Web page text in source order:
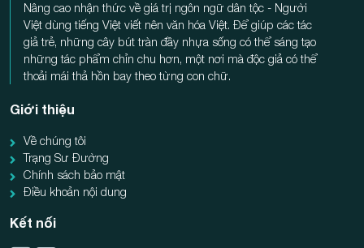
Năm Đợi Mười Chờ 17/07/2026
Câu Dầm 18/07/2026
Nâng cao nhận thức về giá trị ngôn ngữ dân tộc - Người
Việt dùng tiếng Việt viết nên văn hóa Việt. Để giúp các tác
giả trẻ, những cây bút tràn đầy nhựa sống có thể sáng tạo
những tác phẩm chỉn chu hơn, một nơi mà độc giả có thể
thoải mái thả hồn bay theo từng con chữ.
Giới thiệu
Về chúng tôi
Trạng Sư Đường
Chính sách bảo mật
Điều khoản nội dung
Kết nối